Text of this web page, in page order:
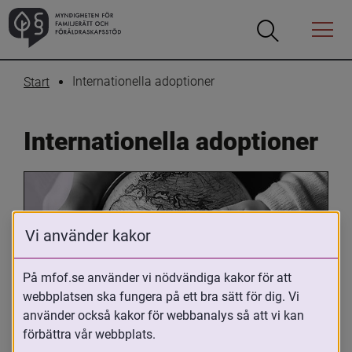
Öppna
Öppna
Menyn
Start Internationella adoptioner
Internationella adoptioner
Oavsett om du är adopterad,
adoptivförälder eller arbetar med
Vi använder kakor
På mfof.se använder vi nödvändiga kakor för att
webbplatsen ska fungera på ett bra sätt för dig. Vi
använder också kakor för webbanalys så att vi kan
förbättra vår webbplats.